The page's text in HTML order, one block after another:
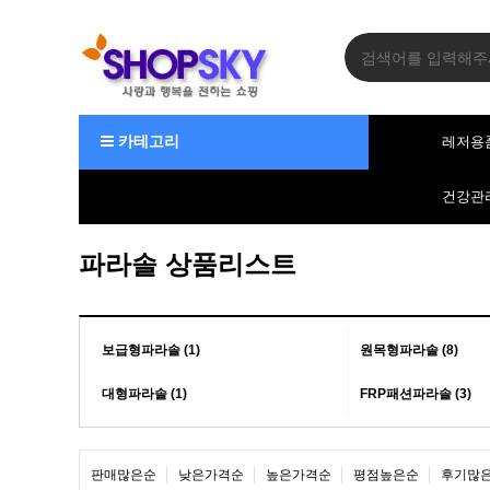
카테고리 레저용
건강관
파라솔 상품리스트
보급형파라솔 (1) 원목형파라솔 (8)
대형파라솔 (1) FRP패션파라솔 (3)
판매많은순 낮은가격순 높은가격순 평점높은순 후기많